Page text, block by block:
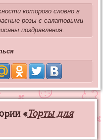
которого словно в
розы с салатовыми
поздравления.
«Торты для